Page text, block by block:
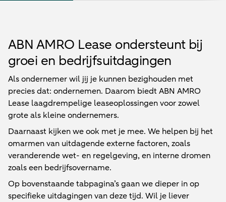
ABN AMRO Lease ondersteunt bij
groei en bedrijfsuitdagingen
Als ondernemer wil jij je kunnen bezighouden met
precies dat: ondernemen. Daarom biedt ABN AMRO
Lease laagdrempelige leaseoplossingen voor zowel
grote als kleine ondernemers.
Daarnaast kijken we ook met je mee. We helpen bij het
omarmen van uitdagende externe factoren, zoals
veranderende wet- en regelgeving, en interne dromen
zoals een bedrijfsovername.
Op bovenstaande tabpagina’s gaan we dieper in op
specifieke uitdagingen van deze tijd. Wil je liever